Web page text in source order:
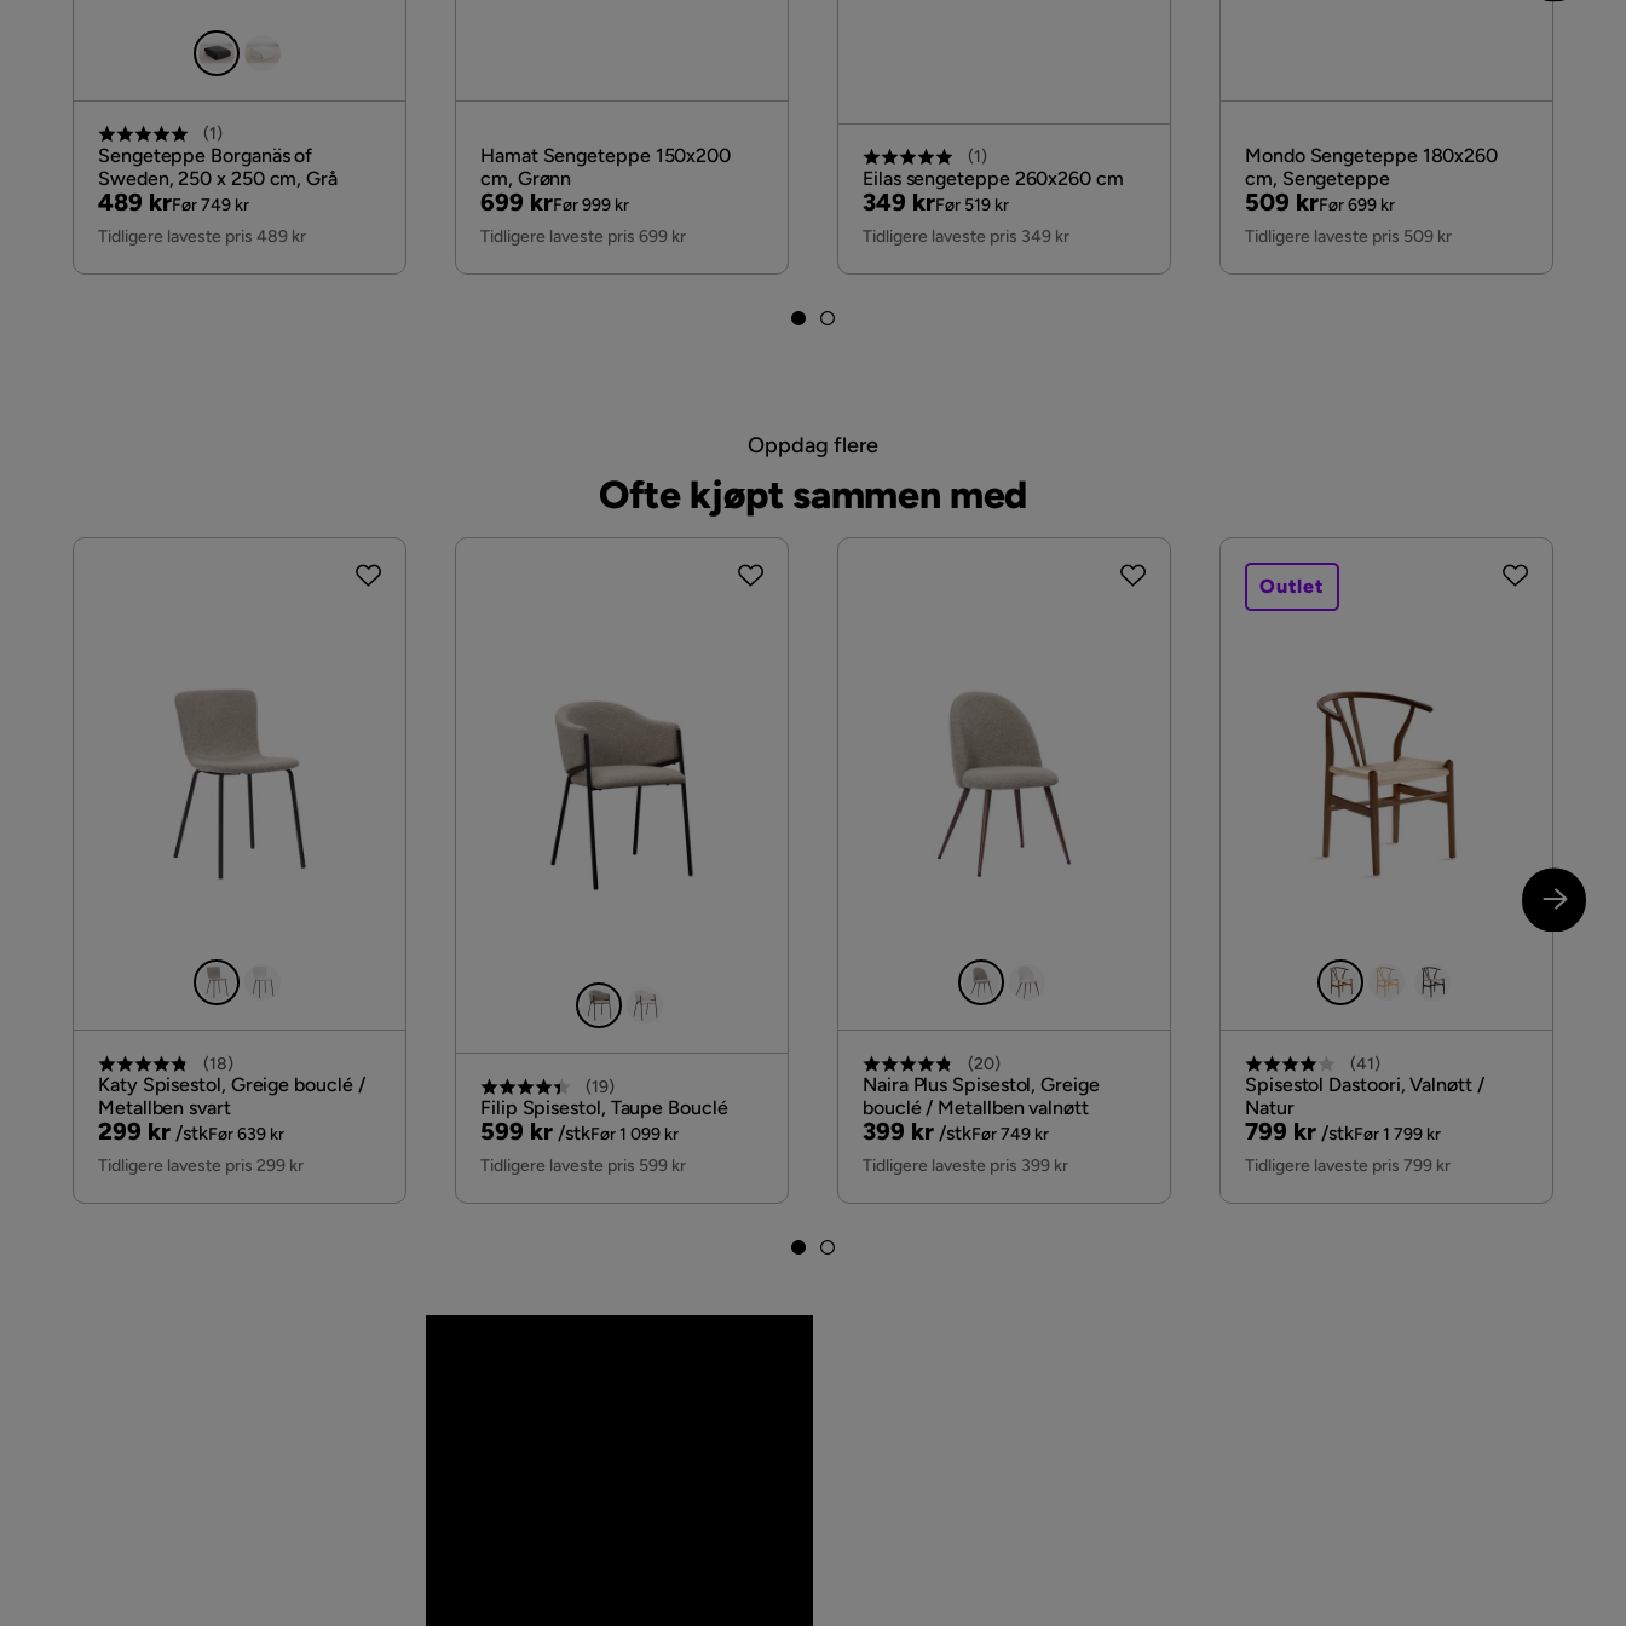
(1)
Sengeteppe Borganäs of
Sweden, 250 x 250 cm, Grå
Pris
489 kr
Original
Pris
Før 749 kr
Tidligere laveste pris 489 kr
Hamat Sengeteppe 150x200
cm, Grønn
Pris
699 kr
Original
Pris
Før 999 kr
Tidligere laveste pris 699 kr
(1)
Eilas sengeteppe 260x260 cm
Pris
349 kr
Original
Pris
Før 519 kr
Tidligere laveste pris 349 kr
Mondo Sengeteppe 180x260
cm, Sengeteppe
Pris
509 kr
Original
Pris
Før 699 kr
Tidligere laveste pris 509 kr
Oppdag flere
Ofte kjøpt sammen med
(18)
Katy Spisestol, Greige bouclé /
Metallben svart
Pris
299 kr /stk
Original
Pris
Før 639 kr
Tidligere laveste pris 299 kr
(19)
Filip Spisestol, Taupe Bouclé
Pris
599 kr /stk
Original
Pris
Før 1 099 kr
Tidligere laveste pris 599 kr
(20)
Naira Plus Spisestol, Greige
bouclé / Metallben valnøtt
Pris
399 kr /stk
Original
Pris
Før 749 kr
Tidligere laveste pris 399 kr
(41)
Spisestol Dastoori, Valnøtt /
Natur
Pris
799 kr /stk
Original
Pris
Før 1 799 kr
Tidligere laveste pris 799 kr
Outlet